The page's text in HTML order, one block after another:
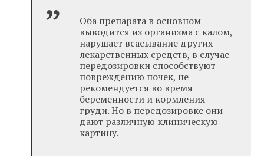
Оба препарата в основном
выводится из организма с калом,
нарушает всасывание других
лекарственных средств, в случае
передозировки способствуют
повреждению почек, не
рекомендуется во время
беременности и кормления
груди. Но в передозировке они
дают различную клиническую
картину.